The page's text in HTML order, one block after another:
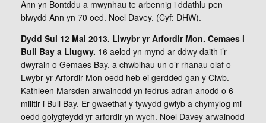
Ann yn Bontddu a mwynhau te arbennig i ddathlu pen
blwydd Ann yn 70 oed. Noel Davey. (Cyf: DHW).
Dydd Sul 12 Mai 2013. Llwybr yr Arfordir Mon. Cemaes i
Bull Bay a Llugwy. 16 aelod yn mynd ar ddwy daith i’r
dwyrain o Gemaes Bay, a chwblhau un o’r rhanau olaf o
Lwybr yr Arfordir Mon oedd heb ei gerdded gan y Clwb.
Kathleen Marsden arwainodd yn fedrus adran anodd o 6
milltir i Bull Bay. Er gwaethaf y tywydd gwlyb a chymylog mi
oedd golygfeydd yr arfordir yn wych. Noel Davey arwainodd